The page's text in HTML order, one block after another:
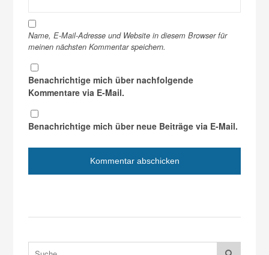
Name, E-Mail-Adresse und Website in diesem Browser für
meinen nächsten Kommentar speichern.
Benachrichtige mich über nachfolgende
Kommentare via E-Mail.
Benachrichtige mich über neue Beiträge via E-Mail.